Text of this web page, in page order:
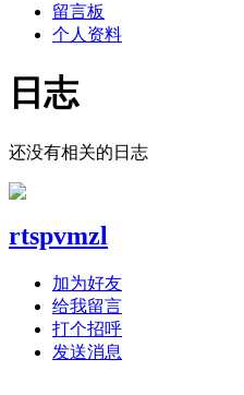
留言板
个人资料
日志
还没有相关的日志
rtspvmzl
加为好友
给我留言
打个招呼
发送消息